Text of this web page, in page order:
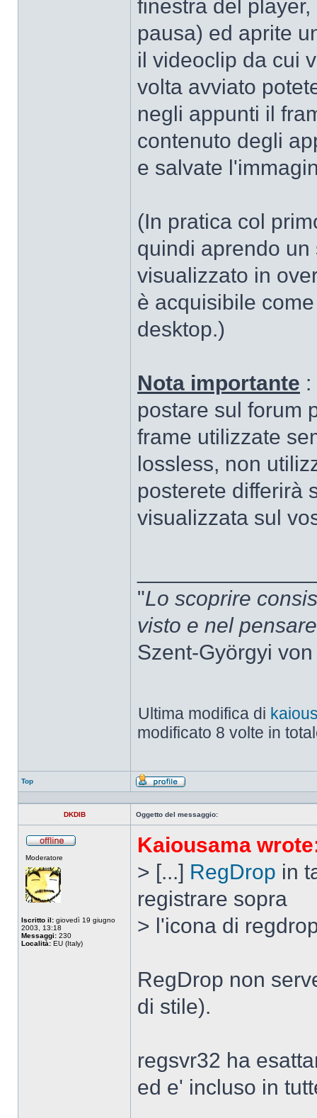
finestra del
pausa) ed aprite
il videoclip da cui
volta avviato
negli appunti il
contenuto degli
e salvate
(In pratica col
quindi aprendo
visualizzato in
è acquisibile
desktop.)
Nota importante
postare sul forum
frame utilizzate
lossless, non
posterete differirà
visualizzata sul
"Lo scoprire
visto e nel
Szent-Györgyi
Ultima modifica di
modificato 8 volte in
Top
Profilo
DKDIB Oggetto del messaggio:
Moderatore
Iscritto il: giovedì 19 giugno
2003, 13:18
Messaggi: 230
Località: EU (Italy)
Kaiousama
> [...] RegDrop in
registrare sopra
> l'icona di
RegDrop non
di stile).
regsvr32 ha
ed e' incluso in